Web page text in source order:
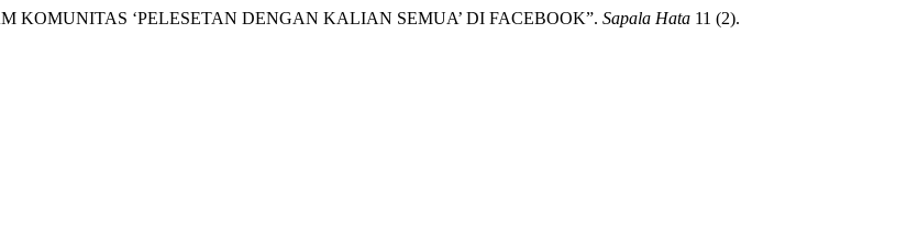
KOMUNITAS ‘PELESETAN DENGAN KALIAN SEMUA’ DI FACEBOOK”. Sapala Hata 11 (2).